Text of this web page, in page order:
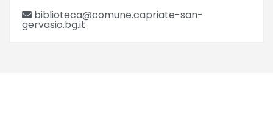
biblioteca@comune.capriate-san-
gervasio.bg.it